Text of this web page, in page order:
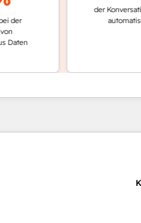
der Konversationen
automatisch